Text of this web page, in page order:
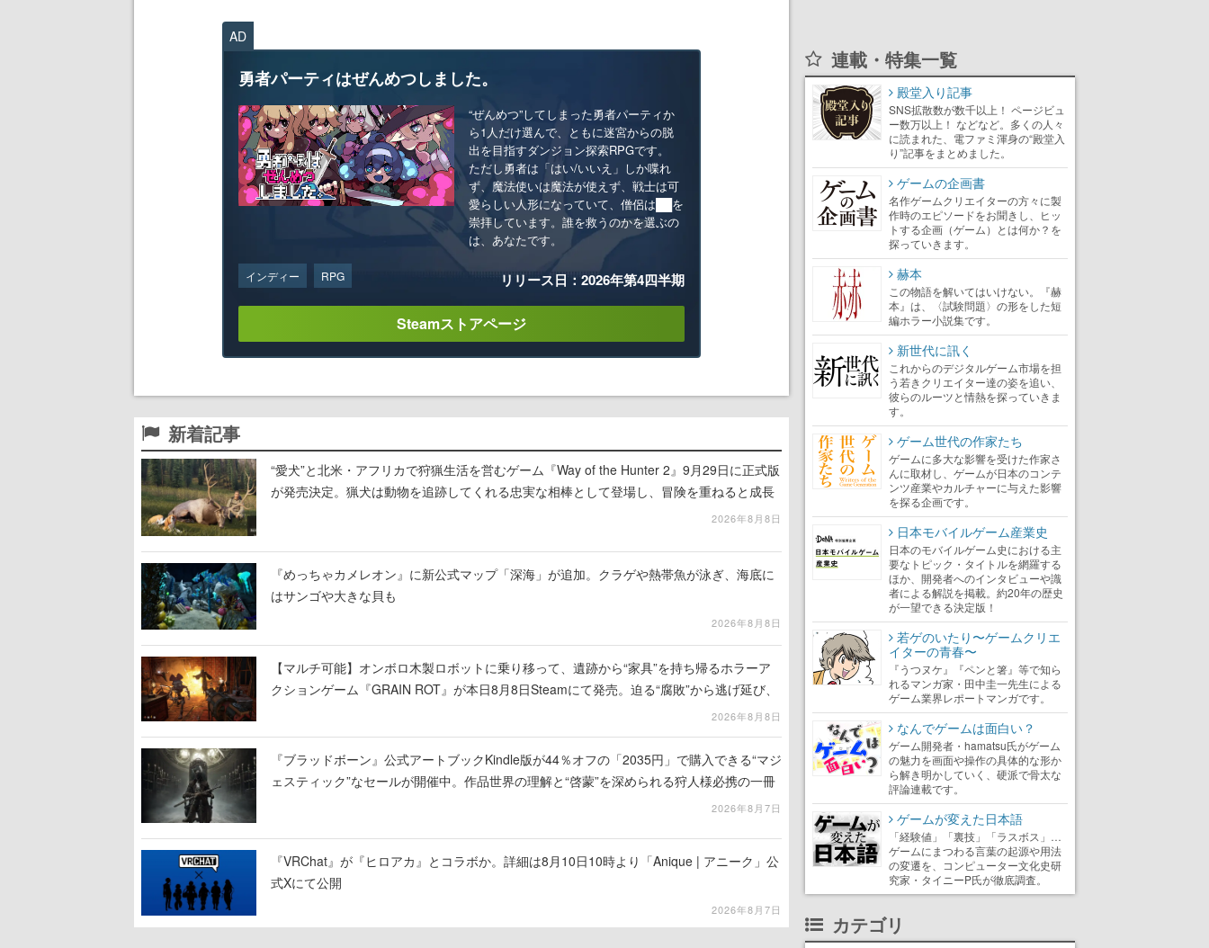
AD
勇者パーティはぜんめつしました。
“ぜんめつ”してしまった勇者パーティか
ら1人だけ選んで、ともに迷宮からの脱
出を目指すダンジョン探索RPGです。
ただし勇者は「はい/いいえ」しか喋れ
ず、魔法使いは魔法が使えず、戦士は可
愛らしい人形になっていて、僧侶は██を
崇拝しています。誰を救うのかを選ぶの
は、あなたです。
インディー RPG リリース日：2026年第4四半期
Steamストアページ
新着記事
“愛犬”と北米・アフリカで狩猟生活を営むゲーム『Way of the Hunter 2』9月29日に正式版
が発売決定。猟犬は動物を追跡してくれる忠実な相棒として登場し、冒険を重ねると成長
2026年8月8日
『めっちゃカメレオン』に新公式マップ「深海」が追加。クラゲや熱帯魚が泳ぎ、海底に
はサンゴや大きな貝も
2026年8月8日
【マルチ可能】オンボロ木製ロボットに乗り移って、遺跡から“家具”を持ち帰るホラーア
クションゲーム『GRAIN ROT』が本日8月8日Steamにて発売。迫る“腐敗”から逃げ延び、
2026年8月8日
『ブラッドボーン』公式アートブックKindle版が44％オフの「2035円」で購入できる“マジ
ェスティック”なセールが開催中。作品世界の理解と“啓蒙”を深められる狩人様必携の一冊
2026年8月7日
『VRChat』が『ヒロアカ』とコラボか。詳細は8月10日10時より「Anique | アニーク」公
式Xにて公開
2026年8月7日
連載・特集一覧
殿堂入り記事
SNS拡散数が数千以上！ ページビュ
ー数万以上！ などなど。多くの人々
に読まれた、電ファミ渾身の“殿堂入
り”記事をまとめました。
ゲームの企画書
名作ゲームクリエイターの方々に製
作時のエピソードをお聞きし、ヒッ
トする企画（ゲーム）とは何か？を
探っていきます。
赫本
この物語を解いてはいけない。『赫
本』は、〈試験問題〉の形をした短
編ホラー小説集です。
新世代に訊く
これからのデジタルゲーム市場を担
う若きクリエイター達の姿を追い、
彼らのルーツと情熱を探っていきま
す。
ゲーム世代の作家たち
ゲームに多大な影響を受けた作家さ
んに取材し、ゲームが日本のコンテ
ンツ産業やカルチャーに与えた影響
を探る企画です。
日本モバイルゲーム産業史
日本のモバイルゲーム史における主
要なトピック・タイトルを網羅する
ほか、開発者へのインタビューや識
者による解説を掲載。約20年の歴史
が一望できる決定版！
若ゲのいたり〜ゲームクリエ
イターの青春〜
『うつヌケ』『ペンと箸』等で知ら
れるマンガ家・田中圭一先生による
ゲーム業界レポートマンガです。
なんでゲームは面白い？
ゲーム開発者・hamatsu氏がゲーム
の魅力を画面や操作の具体的な形か
ら解き明かしていく、硬派で骨太な
評論連載です。
ゲームが変えた日本語
「経験値」「裏技」「ラスボス」…
ゲームにまつわる言葉の起源や用法
の変遷を、コンピューター文化史研
究家・タイニーP氏が徹底調査。
カテゴリ